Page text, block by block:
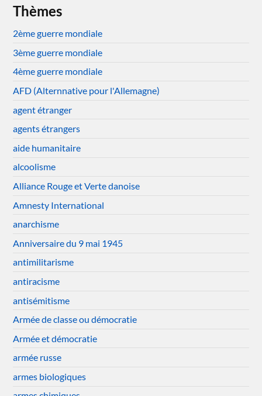
Thèmes
2ème guerre mondiale
3ème guerre mondiale
4ème guerre mondiale
AFD (Alternnative pour l'Allemagne)
agent étranger
agents étrangers
aide humanitaire
alcoolisme
Alliance Rouge et Verte danoise
Amnesty International
anarchisme
Anniversaire du 9 mai 1945
antimilitarisme
antiracisme
antisémitisme
Armée de classe ou démocratie
Armée et démocratie
armée russe
armes biologiques